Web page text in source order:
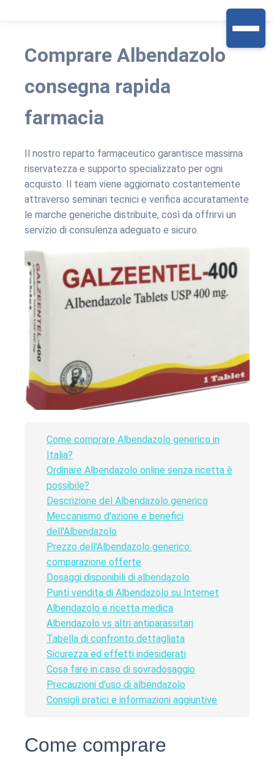
Comprare Albendazolo
consegna rapida
farmacia
Il nostro reparto farmaceutico garantisce massima
riservatezza e supporto specializzato per ogni
acquisto. Il team viene aggiornato costantemente
attraverso seminari tecnici e verifica accuratamente
le marche generiche distribuite, così da offrirvi un
servizio di consulenza adeguato e sicuro.
Come comprare Albendazolo generico in
Italia?
Ordinare Albendazolo online senza ricetta è
possibile?
Descrizione del Albendazolo generico
Meccanismo d'azione e benefici
dell'Albendazolo
Prezzo dell'Albendazolo generico:
comparazione offerte
Dosaggi disponibili di albendazolo
Punti vendita di Albendazolo su Internet
Albendazolo e ricetta medica
Albendazolo vs altri antiparassitari
Tabella di confronto dettagliata
Sicurezza ed effetti indesiderati
Cosa fare in caso di sovradosaggio
Precauzioni d’uso di albendazolo
Consigli pratici e informazioni aggiuntive
Come comprare